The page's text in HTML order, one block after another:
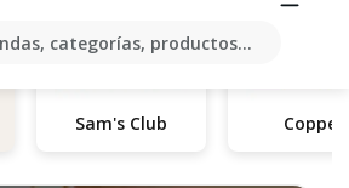
categorías, productos...
Sam's Club Coppel